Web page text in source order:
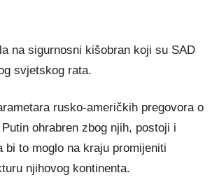
na sigurnosni kišobran koji su SAD
svjetskog rata.
rusko-američkih pregovora o
ohrabren zbog njih, postoji i
bi to moglo na kraju promijeniti
njihovog kontinenta.